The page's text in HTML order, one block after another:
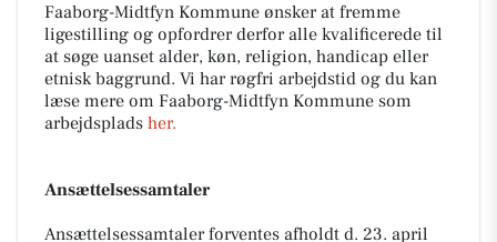
Faaborg-Midtfyn Kommune ønsker at fremme
ligestilling og opfordrer derfor alle kvalificerede til
at søge uanset alder, køn, religion, handicap eller
etnisk baggrund. Vi har røgfri arbejdstid og du kan
læse mere om Faaborg-Midtfyn Kommune som
arbejdsplads her.
Ansættelsessamtaler
Ansættelsessamtaler forventes afholdt d. 23. april